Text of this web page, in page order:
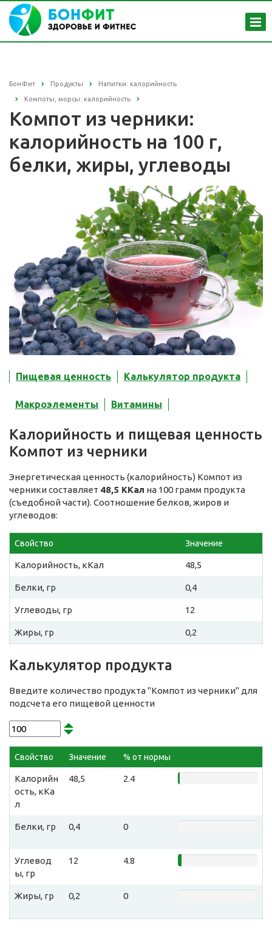
БонФит Продукты Напитки: калорийность
Компоты, морсы: калорийность
Компот из черники:
калорийность на 100 г,
белки, жиры, углеводы
Пищевая ценность Калькулятор продукта
Макроэлементы Витамины
Калорийность и пищевая ценность
Компот из черники
Энергетическая ценность (калорийность) Компот из
черники составляет 48,5 ККал на 100 грамм продукта
(съедобной части). Соотношение белков, жиров и
углеводов:
Свойство Значение
Калорийность, кКал 48,5
Белки, гр 0,4
Углеводы, гр 12
Жиры, гр 0,2
Калькулятор продукта
Введите количество продукта "Компот из черники" для
подсчета его пищевой ценности
Свойство Значение % от нормы
Калорийн
ость, кКа
л
48,5 2.4
Белки, гр 0,4 0
Углевод
ы, гр
12 4.8
Жиры, гр 0,2 0